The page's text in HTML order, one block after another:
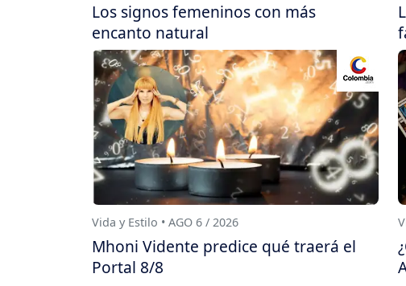
Los signos femeninos con más
encanto natural
Vida y Estilo • AGO 6 / 2026
Mhoni Vidente predice qué traerá el
Portal 8/8